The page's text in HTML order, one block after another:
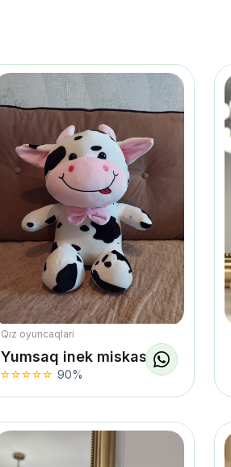
Qız oyuncaqlari
Yumsaq inek miskasi
90%